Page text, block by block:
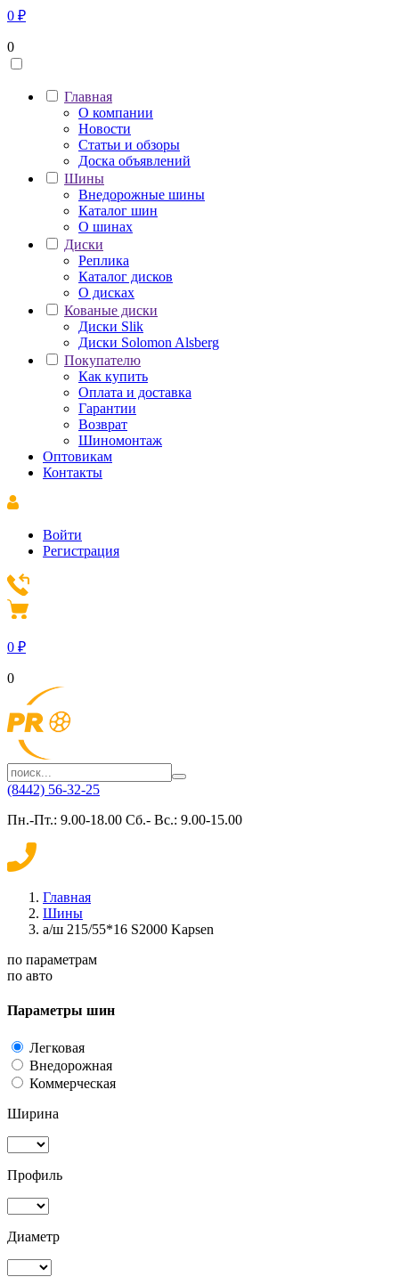
0 ₽
0
Главная
О компании
Новости
Статьи и обзоры
Доска объявлений
Шины
Внедорожные шины
Каталог шин
О шинах
Диски
Реплика
Каталог дисков
О дисках
Кованые диски
Диски Slik
Диски Solomon Alsberg
Покупателю
Как купить
Оплата и доставка
Гарантии
Возврат
Шиномонтаж
Оптовикам
Контакты
Войти
Регистрация
0 ₽
0
(8442) 56-32-25
Пн.-Пт.: 9.00-18.00 Сб.- Вс.: 9.00-15.00
Главная
Шины
а/ш 215/55*16 S2000 Kapsen
по параметрам
по авто
Параметры шин
Легковая
Внедорожная
Коммерческая
Ширина
Профиль
Диаметр